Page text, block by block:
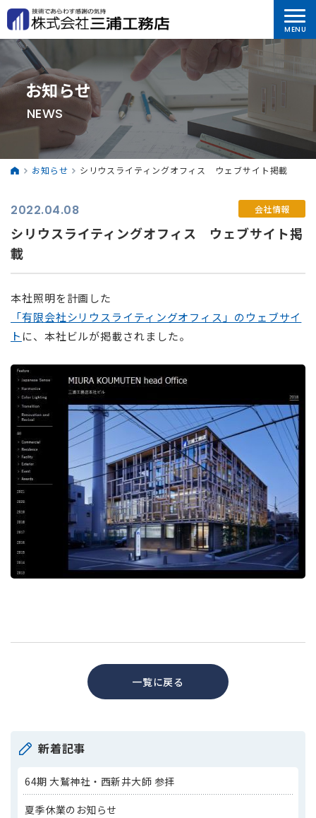
お知らせ
NEWS
お知らせ シリウスライティングオフィス ウェブサイト掲載
2022.04.08 会社情報
シリウスライティングオフィス ウェブサイト掲
載
本社照明を計画した
「有限会社シリウスライティングオフィス」のウェブサイ
ト に、本社ビルが掲載されました。
一覧に戻る
新着記事
64期 大鷲神社・西新井大師 参拝
夏季休業のお知らせ